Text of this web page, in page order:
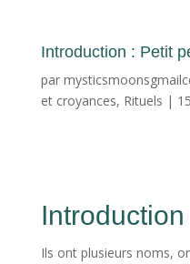
Introduction : Petit
par
et croyances, Rituels |
Introduction
Ils ont plusieurs noms,